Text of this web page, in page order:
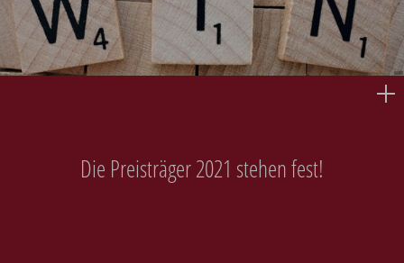
Die Preisträger 2021 stehen fest!